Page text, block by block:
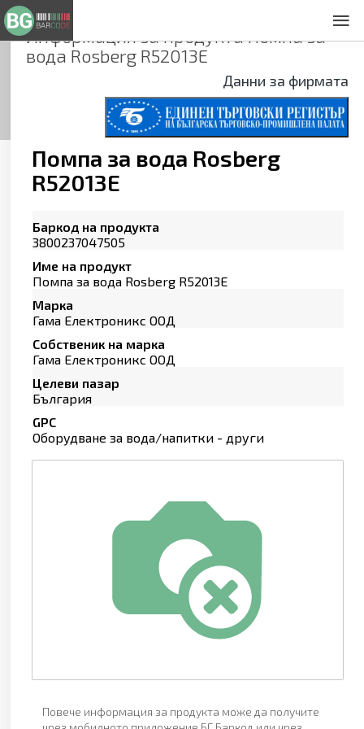
Информация за продуктаПомпа за
вода Rosberg R52013E
Данни за фирмата
Помпа за вода Rosberg
R52013E
Баркод на продукта
3800237047505
Име на продукт
Помпа за вода Rosberg R52013E
Марка
Гама Електроникс ООД
Собственик на марка
Гама Електроникс ООД
Целеви пазар
България
GPC
Оборудване за вода/напитки - други
Повече информация за продукта може да получите
Общи условия
Декларация за проверителност
Заснемане на продукти
Контакти